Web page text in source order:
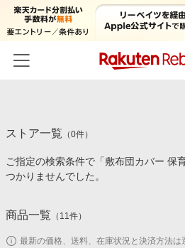
カテゴリー一覧
百貨店・総合ECモール
食品・スイーツ・お酒
イベント一覧
初回購入者限定特典
対象ストア新規限定特典
ストア一覧 （0件）
ご指定の検索条件で「敷布団カバー 保
つかりませんでした。
商品一覧 （ 11件）
最新の価格、送料、在庫状況と決済方法は